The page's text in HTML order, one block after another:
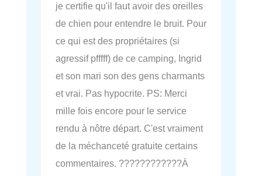
je certifie qu'il faut avoir des oreilles
de chien pour entendre le bruit. Pour
ce qui est des propriétaires (si
agressif pfffff) de ce camping, Ingrid
et son mari son des gens charmants
et vrai. Pas hypocrite. PS: Merci
mille fois encore pour le service
rendu à nôtre départ. C'est vraiment
de la méchanceté gratuite certains
commentaires. ????????????À